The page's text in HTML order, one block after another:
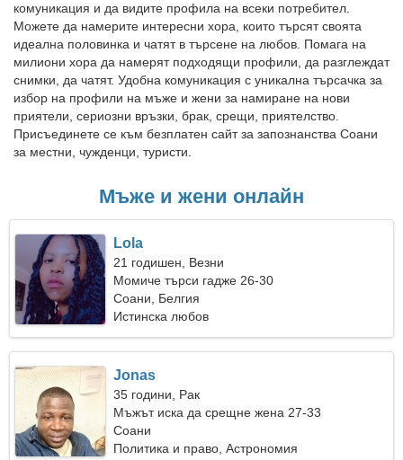
комуникация и да видите профила на всеки потребител.
Можете да намерите интересни хора, които търсят своята
идеална половинка и чатят в търсене на любов. Помага на
милиони хора да намерят подходящи профили, да разглеждат
снимки, да чатят. Удобна комуникация с уникална търсачка за
избор на профили на мъже и жени за намиране на нови
приятели, сериозни връзки, брак, срещи, приятелство.
Присъединете се към безплатен сайт за запознанства Соани
за местни, чужденци, туристи.
Мъже и жени онлайн
Lola
21 годишен, Везни
Момиче търси гадже 26-30
Соани, Белгия
Истинска любов
Jonas
35 години, Рак
Мъжът иска да срещне жена 27-33
Соани
Политика и право, Астрономия